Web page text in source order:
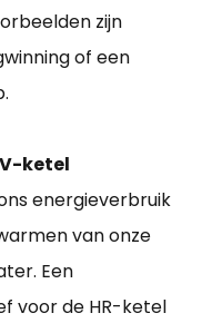
zijn
of een
ketel
energieverbruik
van onze
Een
voor de HR-ketel